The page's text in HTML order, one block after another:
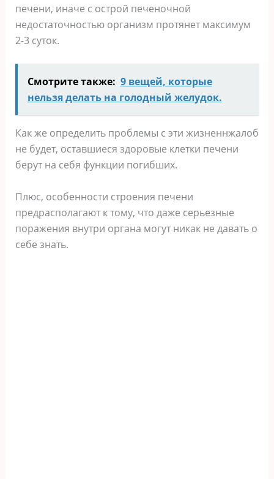
печени, иначе с острой печеночной
недостаточностью организм протянет максимум
2-3 суток.
Смотрите также: 9 вещей, которые
нельзя делать на голодный желудок.
Как же определить проблемы с эти жизненнжалоб
не будет, оставшиеся здоровые клетки печени
берут на себя функции погибших.
Плюс, особенности строения печени
предрасполагают к тому, что даже серьезные
поражения внутри органа могут никак не давать о
себе знать.